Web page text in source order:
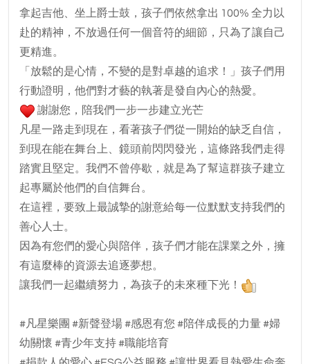
拿起吉他、坐上爵士鼓，孩子們依然拿出 100% 全力以
赴的精神，不放過任何一個音符的細節，只為了讓自己
更精進。
「放鬆的是心情，不變的是對卓越的追求！」孩子們用
行動證明，他們對才藝的執著是發自內心的熱愛。
謝謝您，陪我們一步一步建立光芒
凡星一路走到現在，看著孩子們從一開始的缺乏自信，
到現在能在舞台上、鏡頭前閃閃發光，這條路我們走得
踏實且堅定。我們不曾停歇，就是為了幫這群孩子建立
起專屬於他們的自信舞台。
在這裡，要致上最誠摯的謝意給每一位默默支持我們的
善心人士。
因為有您們的愛心與陪伴，孩子們才能在課業之外，擁
有這麼棒的資源去追逐夢想。
讓我們一起繼續努力，為孩子的未來種下光！
#凡星樂團 #新聲登場 #感恩有您 #陪伴成長的力量 #婦
幼關懷 #青少年支持 #職能培育